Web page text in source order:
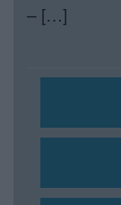
– […]